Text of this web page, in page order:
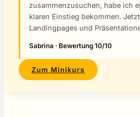
zusammenzusuchen, habe ich
klaren Einstieg bekommen.
Landingpages und
Sabrina · Bewertung 10/10
Zum Minikurs